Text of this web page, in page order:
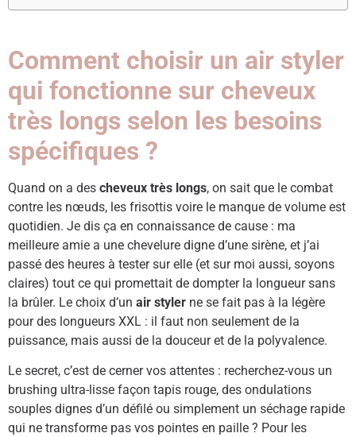
Comment choisir un air styler
qui fonctionne sur cheveux
très longs selon les besoins
spécifiques ?
Quand on a des cheveux très longs, on sait que le combat
contre les nœuds, les frisottis voire le manque de volume est
quotidien. Je dis ça en connaissance de cause : ma
meilleure amie a une chevelure digne d’une sirène, et j’ai
passé des heures à tester sur elle (et sur moi aussi, soyons
claires) tout ce qui promettait de dompter la longueur sans
la brûler. Le choix d’un air styler ne se fait pas à la légère
pour des longueurs XXL : il faut non seulement de la
puissance, mais aussi de la douceur et de la polyvalence.
Le secret, c’est de cerner vos attentes : recherchez-vous un
brushing ultra-lisse façon tapis rouge, des ondulations
souples dignes d’un défilé ou simplement un séchage rapide
qui ne transforme pas vos pointes en paille ? Pour les